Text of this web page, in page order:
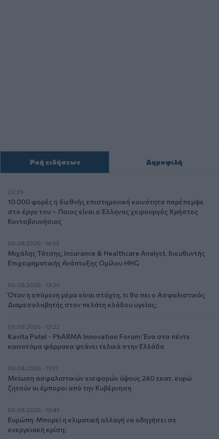
Ροή ειδήσεων Δημοφιλή
22:39
10.000 φορές η διεθνής επιστημονική κοινότητα παρέπεμψε
στο έργο του – Ποιος είναι ο Έλληνας χειρουργός Χρήστος
Κοντοβουνήσιος
06.08.2026 - 14:55
Μιχάλης Τάτσης, Insurance & Healthcare Analyst, διευθυντής
Επιχειρηματικής Ανάπτυξης Ομίλου HHG
06.08.2026 - 13:30
Όταν η επόμενη μέρα είναι στάχτη, τι θα πει ο Ασφαλιστικός
Διαμεσολαβητής στον πελάτη κλάδου υγείας;
06.08.2026 - 12:22
Kavita Patel - PhARMA Innovation Forum: Ένα στα πέντε
καινοτόμα φάρμακα φτάνει τελικά στην Ελλάδα
06.08.2026 - 11:37
Μείωση ασφαλιστικών εισφορών ύψους 240 εκατ. ευρώ
ζητούν οι έμποροι από την Κυβέρνηση
06.08.2026 - 10:45
Ευρώπη: Μπορεί η κλιματική αλλαγή να οδηγήσει σε
ενεργειακή κρίση;